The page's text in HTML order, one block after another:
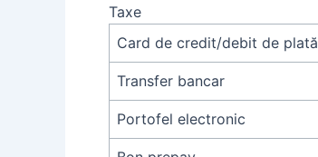
Taxe
Card de credit/debit de plată
Transfer bancar
Portofel electronic